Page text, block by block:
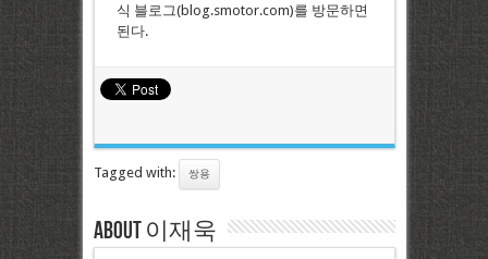
식 블로그(blog.smotor.com)를 방문하면
된다.
Tagged with: 쌍용
About 이재욱